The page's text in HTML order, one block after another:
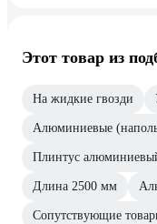
Этот товар из
На жидкие гвозди
Алюминиевые
Плинтус
Длина 2500 мм
Сопутствующие